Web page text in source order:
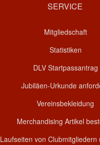
SERVICE
Mitgliedschaft
Statistiken
DLV Startpassantrag
Jubiläen-Urkunde
Vereinsbekleidung
Merchandising Artikel
Laufseiten von Clubmitgliedern